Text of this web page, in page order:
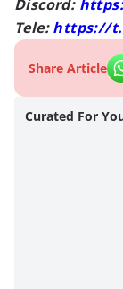
Discord:
Tele:https://
Share Article
Curated For